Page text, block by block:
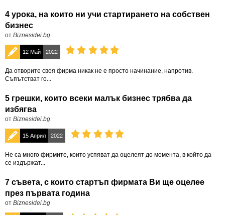
4 урока, на които ни учи стартирането на собствен
бизнес
от Biznesidei.bg
12 Май 2022
Да отворите своя фирма никак не е просто начинание, напротив.
Съпътстват го...
5 грешки, които всеки малък бизнес трябва да
избягва
от Biznesidei.bg
15 Април 2022
Не са много фирмите, които успяват да оцелеят до момента, в който да
се издържат...
7 съвета, с които стартъп фирмата Ви ще оцелее
през първата година
от Biznesidei.bg